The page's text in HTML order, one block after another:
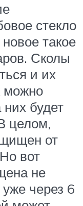
стекло
такое
Сколы
и их
можно
будет
целом,
от
вот
не
через 6